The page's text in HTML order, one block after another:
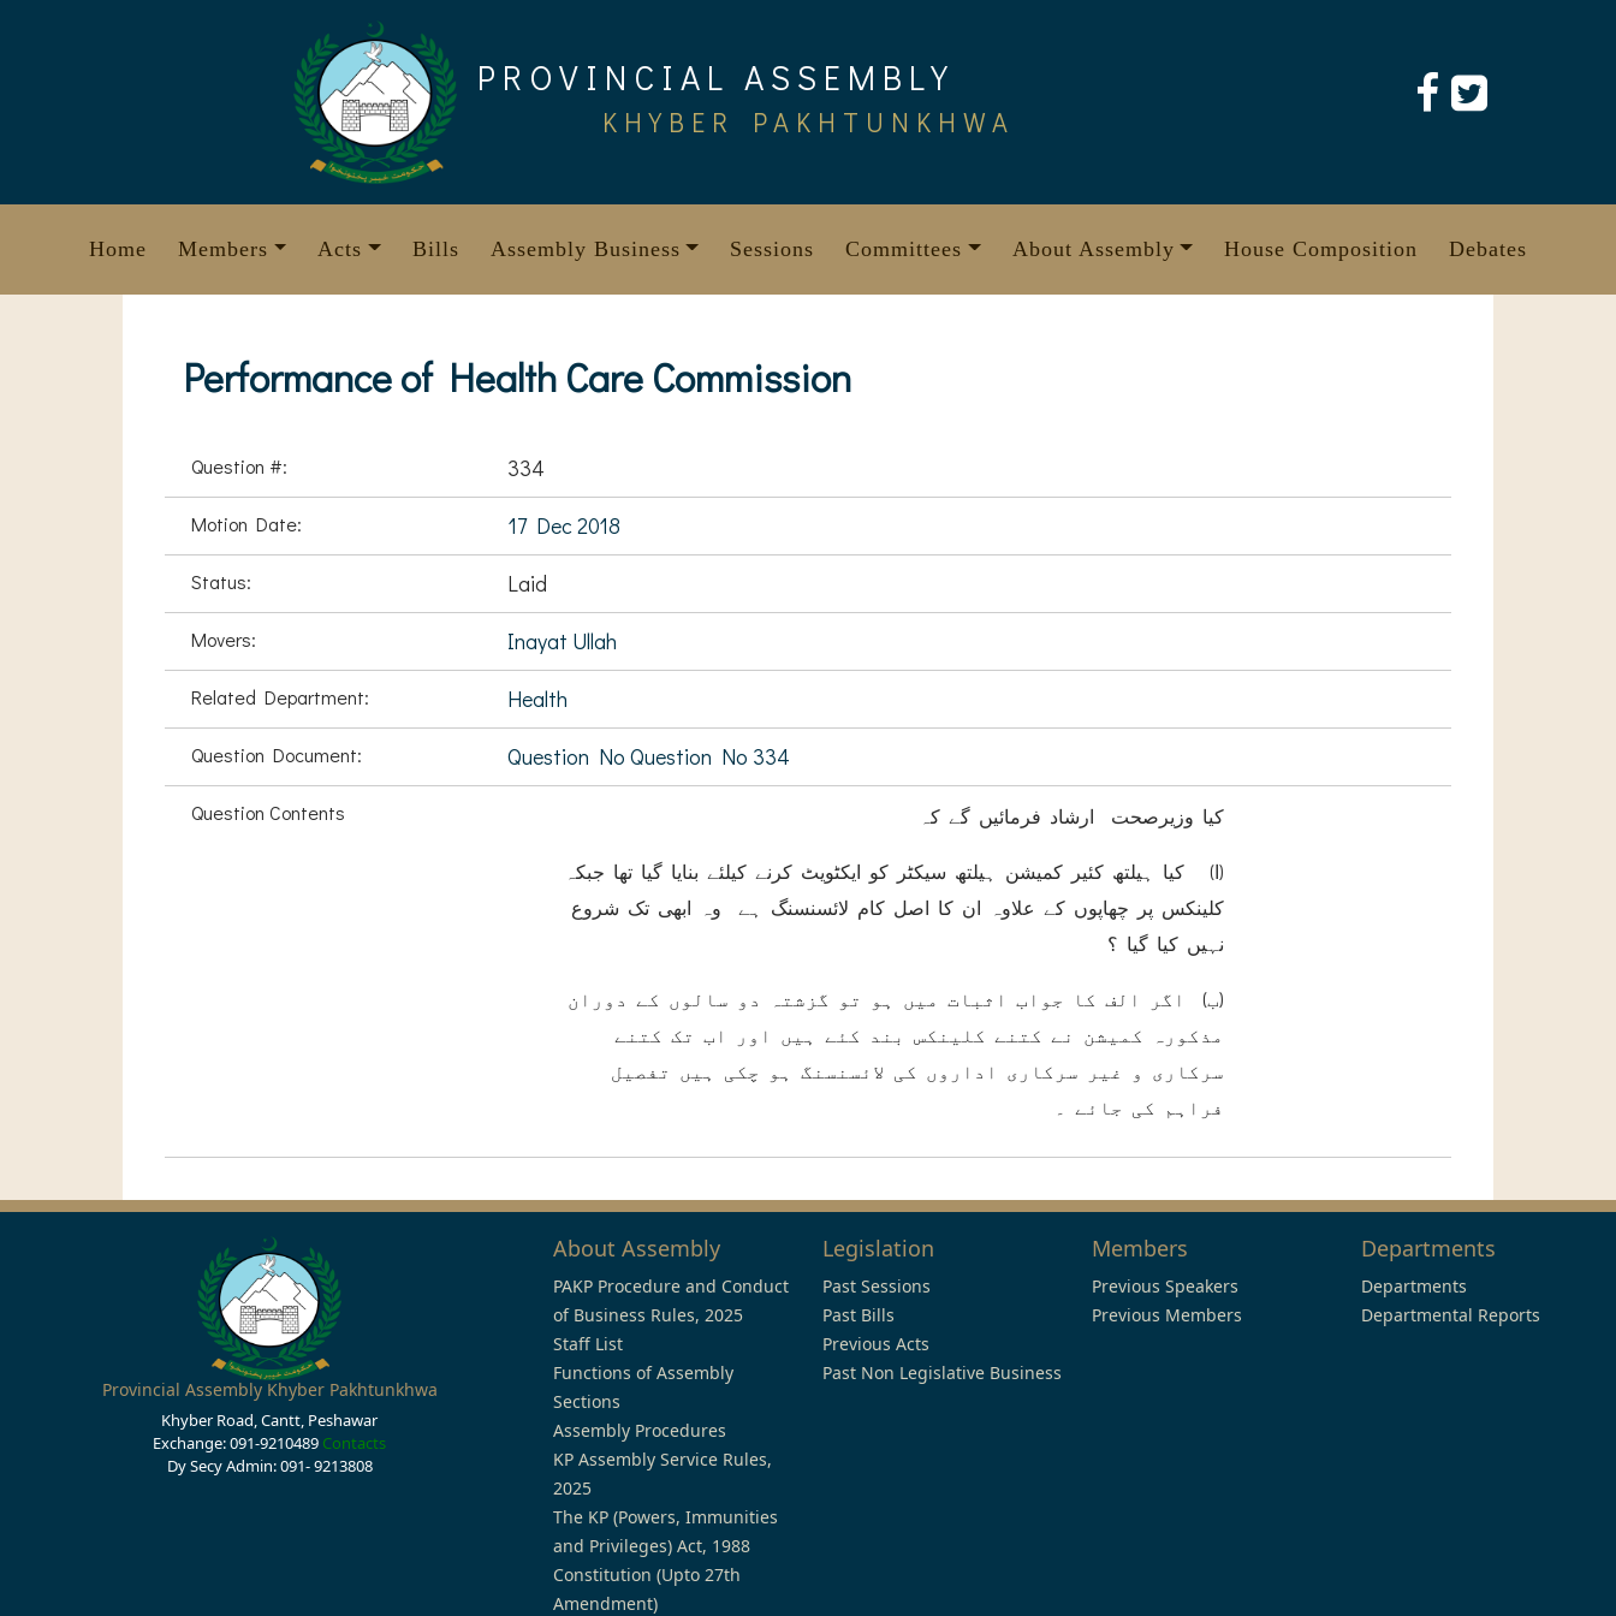
PROVINCIAL ASSEMBLY
KHYBER PAKHTUNKHWA
Home Members Acts Bills Assembly Business Sessions Committees About Assembly House Composition Debates
Performance of Health Care Commission
Question #: 334
Motion Date: 17 Dec 2018
Status: Laid
Movers: Inayat Ullah
Related Department: Health
Question Document: Question No Question No 334
Question Contents کیا وزیرصحت ارشاد فرمائیں گے کہ
(ا) کیا ہیلتھ کئیر کمیشن ہیلتھ سیکٹر کو ایکٹویٹ کرنے کیلئے بنایا گیا تھا جبکہ
کلینکس پر چھاپوں کے علاوہ ان کا اصل کام لائسنسنگ ہے وہ ابھی تک شروع
نہیں کیا گیا ؟
(ب) اگر الف کا جواب اثبات میں ہو تو گزشتہ دو سالوں کے دوران
مذکورہ کمیشن نے کتنے کلینکس بند کئے ہیں اور اب تک کتنے
سرکاری و غیر سرکاری اداروں کی لائسنسنگ ہو چکی ہیں تفصیل
فراہم کی جائے ۔
Provincial Assembly Khyber Pakhtunkhwa
Khyber Road, Cantt, Peshawar
Exchange: 091-9210489 Contacts
Dy Secy Admin: 091- 9213808
About Assembly
PAKP Procedure and Conduct
of Business Rules, 2025
Staff List
Functions of Assembly
Sections
Assembly Procedures
KP Assembly Service Rules,
2025
The KP (Powers, Immunities
and Privileges) Act, 1988
Constitution (Upto 27th
Amendment)
Legislation
Past Sessions
Past Bills
Previous Acts
Past Non Legislative Business
Members
Previous Speakers
Previous Members
Departments
Departments
Departmental Reports